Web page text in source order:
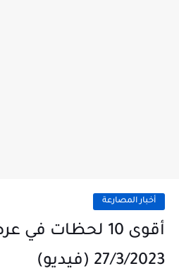
أخبار المصارعة
أقوى 10 لحظات
27/3/2023 (فيديو)